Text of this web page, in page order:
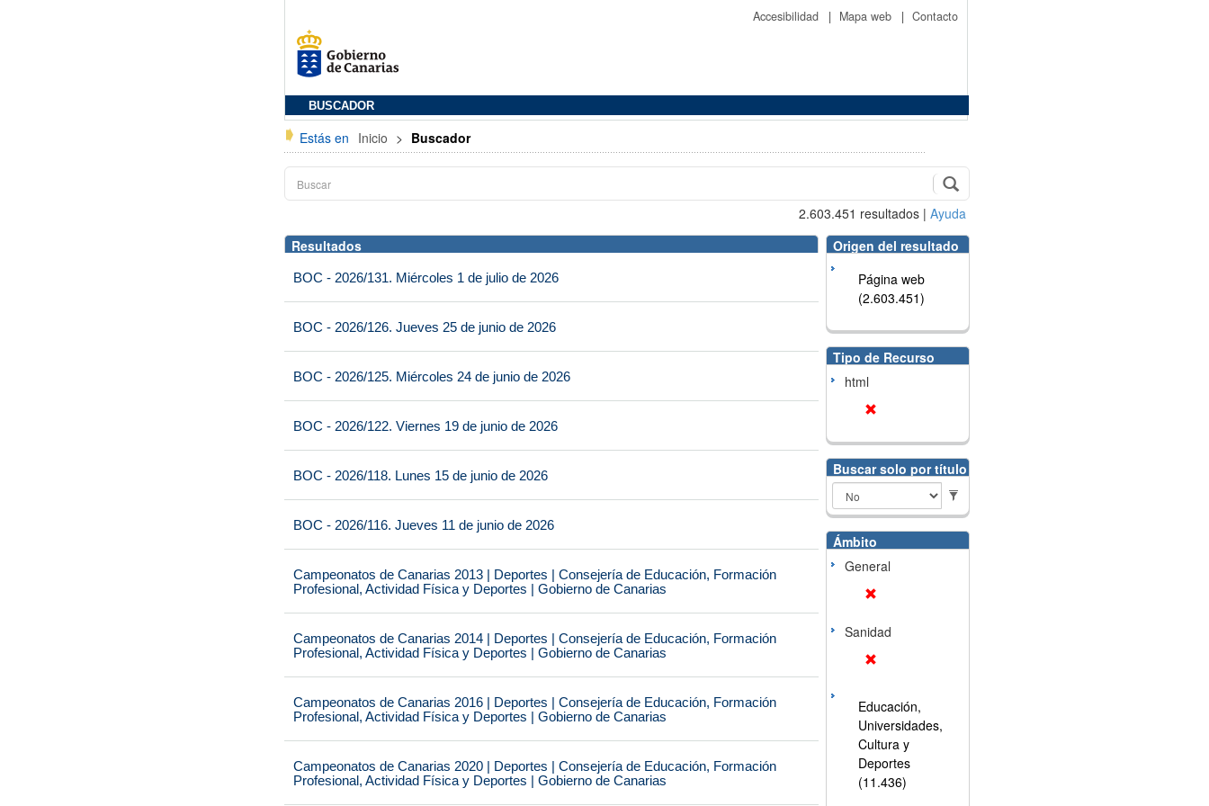
Accesibilidad | Mapa web | Contacto
BUSCADOR
Estás en Inicio > Buscador
2.603.451 resultados | Ayuda
Resultados
BOC - 2026/131. Miércoles 1 de julio de 2026
BOC - 2026/126. Jueves 25 de junio de 2026
BOC - 2026/125. Miércoles 24 de junio de 2026
BOC - 2026/122. Viernes 19 de junio de 2026
BOC - 2026/118. Lunes 15 de junio de 2026
BOC - 2026/116. Jueves 11 de junio de 2026
Campeonatos de Canarias 2013 | Deportes | Consejería de Educación, Formación
Profesional, Actividad Física y Deportes | Gobierno de Canarias
Campeonatos de Canarias 2014 | Deportes | Consejería de Educación, Formación
Profesional, Actividad Física y Deportes | Gobierno de Canarias
Campeonatos de Canarias 2016 | Deportes | Consejería de Educación, Formación
Profesional, Actividad Física y Deportes | Gobierno de Canarias
Campeonatos de Canarias 2020 | Deportes | Consejería de Educación, Formación
Profesional, Actividad Física y Deportes | Gobierno de Canarias
Origen del resultado
Página web
(2.603.451)
Tipo de Recurso
html
Buscar solo por título
Ámbito
General
Sanidad
Educación,
Universidades,
Cultura y
Deportes
(11.436)